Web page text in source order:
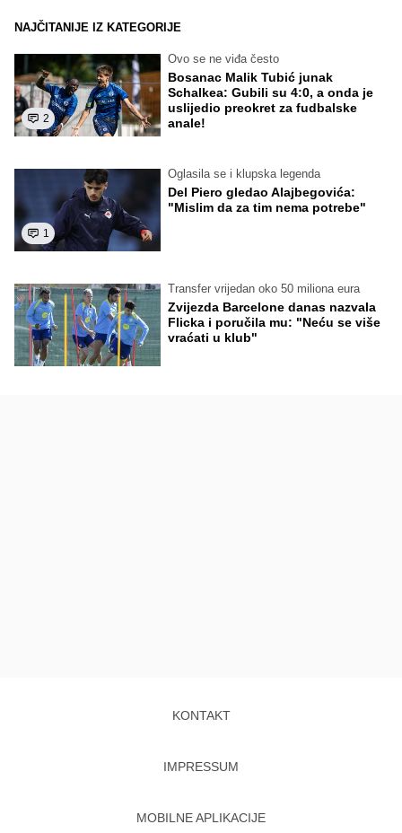
NAJČITANIJE IZ KATEGORIJE
2
Ovo se ne viđa često
Bosanac Malik Tubić junak
Schalkea: Gubili su 4:0, a onda je
uslijedio preokret za fudbalske
anale!
1
Oglasila se i klupska legenda
Del Piero gledao Alajbegovića:
"Mislim da za tim nema potrebe"
Transfer vrijedan oko 50 miliona eura
Zvijezda Barcelone danas nazvala
Flicka i poručila mu: "Neću se više
vraćati u klub"
KONTAKT
IMPRESSUM
MOBILNE APLIKACIJE